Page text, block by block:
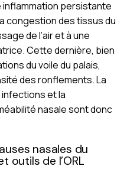
persistante
congestion des tissus du
de l’air et à une
Cette dernière, bien
du voile du palais,
des ronflements. La
et la
nasale sont donc
nasales du
outils de l’ORL